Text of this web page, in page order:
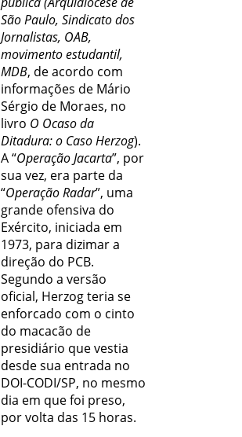
São Paulo, Sindicato dos
Jornalistas, OAB,
movimento estudantil,
MDB, de acordo com
informações de Mário
Sérgio de Moraes, no
livro O Ocaso da
Ditadura: o Caso Herzog).
A “Operação Jacarta”, por
sua vez, era parte da
“Operação Radar”, uma
grande ofensiva do
Exército, iniciada em
1973, para dizimar a
direção do PCB.
Segundo a versão
oficial, Herzog teria se
enforcado com o cinto
do macacão de
presidiário que vestia
desde sua entrada no
DOI-CODI/SP, no mesmo
dia em que foi preso,
por volta das 15 horas.